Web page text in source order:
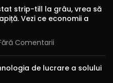
strip-till la grâu, vrea să
Vezi ce economii a
Comentarii
de lucrare a solului